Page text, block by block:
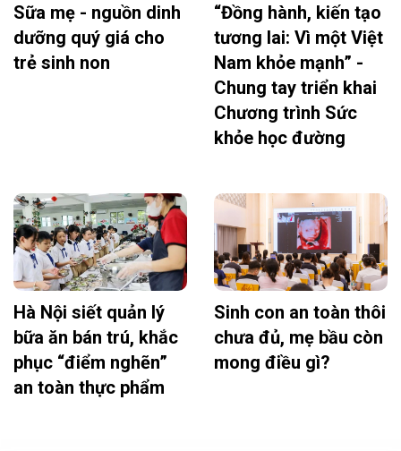
Sữa mẹ - nguồn dinh
dưỡng quý giá cho
trẻ sinh non
“Đồng hành, kiến tạo
tương lai: Vì một Việt
Nam khỏe mạnh” -
Chung tay triển khai
Chương trình Sức
khỏe học đường
Hà Nội siết quản lý
bữa ăn bán trú, khắc
phục “điểm nghẽn”
an toàn thực phẩm
Sinh con an toàn thôi
chưa đủ, mẹ bầu còn
mong điều gì?